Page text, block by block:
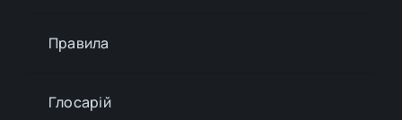
Правила
Глосарій